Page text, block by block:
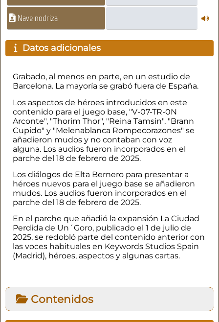
Nave nodriza
Datos adicionales
Grabado, al menos en parte, en un estudio de
Barcelona. La mayoría se grabó fuera de España.
Los aspectos de héroes introducidos en este
contenido para el juego base, "V-07-TR-0N
Arconte", "Thorim Thor", "Reina Tamsin", "Brann
Cupido" y "Melenablanca Rompecorazones" se
añadieron mudos y no contaban con voz
alguna. Los audios fueron incorporados en el
parche del 18 de febrero de 2025.
Los diálogos de Elta Bernero para presentar a
héroes nuevos para el juego base se añadieron
mudos. Los audios fueron incorporados en el
parche del 18 de febrero de 2025.
En el parche que añadió la expansión La Ciudad
Perdida de Un´Goro, publicado el 1 de julio de
2025, se redobló parte del contenido anterior con
las voces habituales en Keywords Studios Spain
(Madrid), héroes, aspectos y algunas cartas.
Contenidos